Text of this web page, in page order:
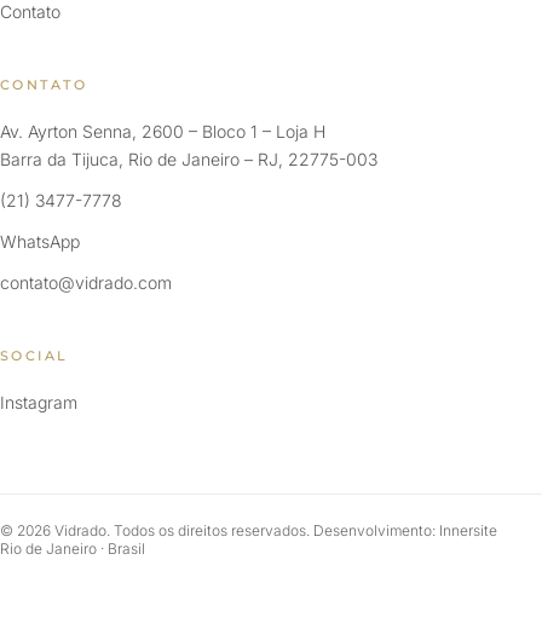
Contato
CONTATO
Av. Ayrton Senna, 2600 – Bloco 1 – Loja H
Barra da Tijuca, Rio de Janeiro – RJ, 22775-003
(21) 3477-7778
WhatsApp
contato@vidrado.com
SOCIAL
Instagram
© 2026 Vidrado. Todos os direitos reservados. Desenvolvimento: Innersite
Rio de Janeiro · Brasil